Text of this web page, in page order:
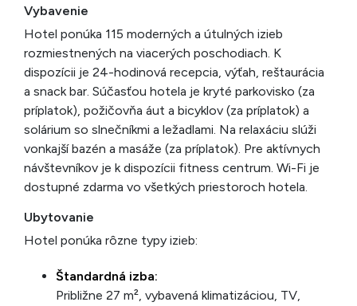
Vybavenie
Hotel ponúka 115 moderných a útulných izieb
rozmiestnených na viacerých poschodiach. K
dispozícii je 24-hodinová recepcia, výťah, reštaurácia
a snack bar. Súčasťou hotela je kryté parkovisko (za
príplatok), požičovňa áut a bicyklov (za príplatok) a
solárium so slnečníkmi a ležadlami. Na relaxáciu slúži
vonkajší bazén a masáže (za príplatok). Pre aktívnych
návštevníkov je k dispozícii fitness centrum. Wi-Fi je
dostupné zdarma vo všetkých priestoroch hotela.
Ubytovanie
Hotel ponúka rôzne typy izieb:
Štandardná izba:
Približne 27 m², vybavená klimatizáciou, TV,